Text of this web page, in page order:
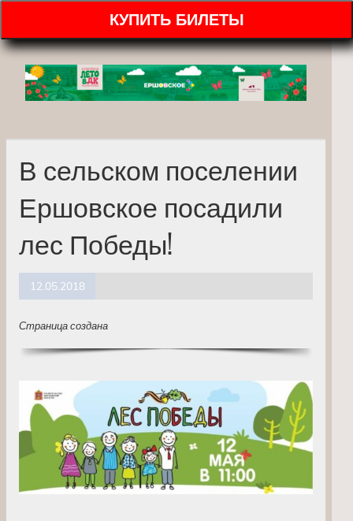
КУПИТЬ БИЛЕТЫ
В сельском поселении
Ершовское посадили
лес Победы!
12.05.2018
Страница создана